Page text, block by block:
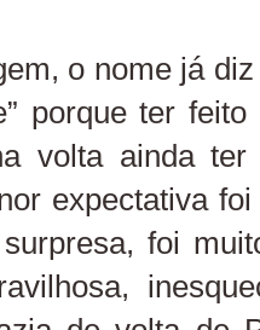
o nome já
porque ter
volta ainda
expectativa
foi